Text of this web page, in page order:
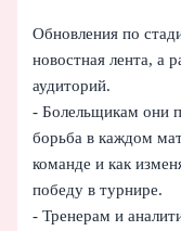
Обновления по
новостная лента, а
аудиторий.
- Болельщикам они
борьба в каждом
команде и как
победу в турнире.
- Тренерам и